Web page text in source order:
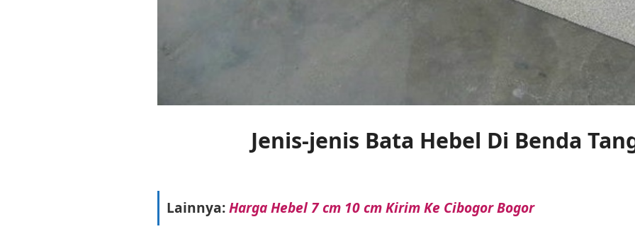
Jenis-jenis Bata Hebel Di Benda
Lainnya:Harga Hebel 7 cm 10 cm Kirim Ke Cibogor Bogor